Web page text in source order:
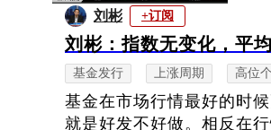
刘彬 +订阅
刘彬：指数无变化，平
基金发行 上涨周期 高位
基金在市场行情最好的时
就是好发不好做。相反在